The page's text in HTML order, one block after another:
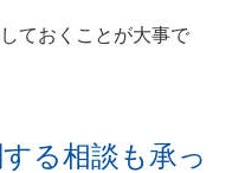
ておくことが大事で
る相談も承っ